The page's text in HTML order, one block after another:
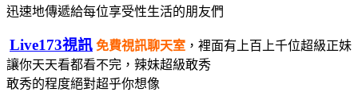
迅速地傳遞給每位享受性生活的朋友們
Live173視訊 免費視訊聊天室 ，裡面有上百上千位超級正妹
讓你天天看都看不完，辣妹超級敢秀
敢秀的程度絕對超乎你想像